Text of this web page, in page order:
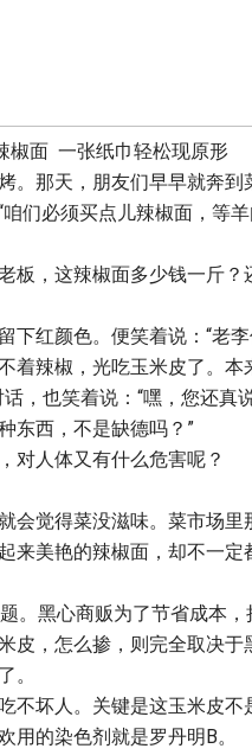
椒面 一张纸巾轻松现原形
。那天，朋友们早早就奔
们必须买点儿辣椒面，等
板，这辣椒面多少钱一斤
下红颜色。便笑着说：“老
着辣椒，光吃玉米皮了。
，也笑着说：“嘿，您还真
东西，不是缺德吗？”
对人体又有什么危害呢？
会觉得菜没滋味。菜市场
来美艳的辣椒面，却不一
。黑心商贩为了节省成本，
皮，怎么掺，则完全取决
。
不坏人。关键是这玉米皮
用的染色剂就是罗丹明B。